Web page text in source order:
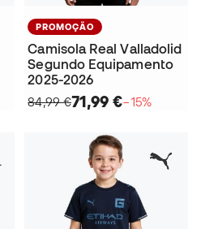
PROMOÇÃO
Camisola Real Valladolid
Segundo Equipamento
2025-2026
84,99 €71,99 €−15%